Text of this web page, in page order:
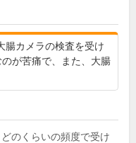
腸カメラの検査を受け
が苦痛で、また、大腸
のくらいの頻度で受け